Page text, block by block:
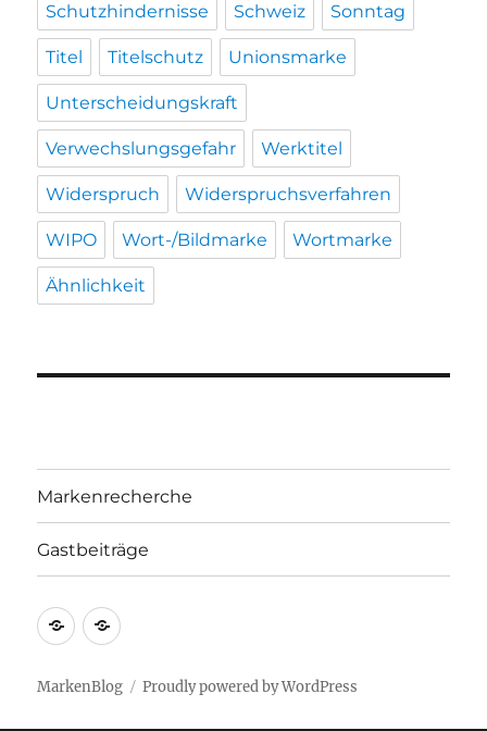
Schutzhindernisse Schweiz Sonntag
Titel Titelschutz Unionsmarke
Unterscheidungskraft
Verwechslungsgefahr Werktitel
Widerspruch Widerspruchsverfahren
WIPO Wort-/Bildmarke Wortmarke
Ähnlichkeit
Markenrecherche
Gastbeiträge
Markenrecherche
Gastbeiträge
MarkenBlog Proudly powered by WordPress